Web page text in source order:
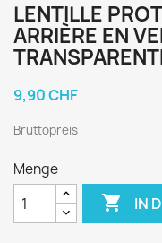
LENTILLE
ARRIÈRE EN
9,90 CHF
Bruttopreis
Menge
 IN